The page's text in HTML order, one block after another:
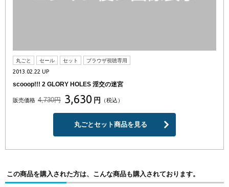
丸ごと セール セット ブラウザ視聴専用
2013.02.22 UP
scooop!!! 2 GLORY HOLES 淫交の迷宮
販売価格 4,730円 3,630 円 （税込）
丸ごとセット商品を見る
この商品を購入された方は、こんな商品も購入されております。